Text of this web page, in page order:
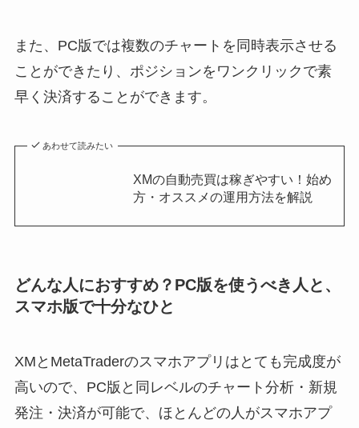
また、PC版では複数のチャートを同時表示させる
ことができたり、ポジションをワンクリックで素
早く決済することができます。
あわせて読みたい
XMの自動売買は稼ぎやすい！始め
方・オススメの運用方法を解説
どんな人におすすめ？PC版を使うべき人と、
スマホ版で十分なひと
XMとMetaTraderのスマホアプリはとても完成度が
高いので、PC版と同レベルのチャート分析・新規
発注・決済が可能で、ほとんどの人がスマホアプ